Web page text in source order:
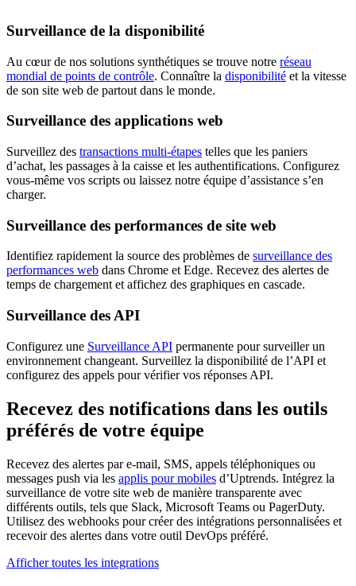
Surveillance de la disponibilité
Au cœur de nos solutions synthétiques se trouve notre réseau
mondial de points de contrôle. Connaître la disponibilité et la vitesse
de son site web de partout dans le monde.
Surveillance des applications web
Surveillez des transactions multi-étapes telles que les paniers
d’achat, les passages à la caisse et les authentifications. Configurez
vous-même vos scripts ou laissez notre équipe d’assistance s’en
charger.
Surveillance des performances de site web
Identifiez rapidement la source des problèmes de surveillance des
performances web dans Chrome et Edge. Recevez des alertes de
temps de chargement et affichez des graphiques en cascade.
Surveillance des API
Configurez une Surveillance API permanente pour surveiller un
environnement changeant. Surveillez la disponibilité de l’API et
configurez des appels pour vérifier vos réponses API.
Recevez des notifications dans les outils
préférés de votre équipe
Recevez des alertes par e-mail, SMS, appels téléphoniques ou
messages push via les applis pour mobiles d’Uptrends. Intégrez la
surveillance de votre site web de manière transparente avec
différents outils, tels que Slack, Microsoft Teams ou PagerDuty.
Utilisez des webhooks pour créer des intégrations personnalisées et
recevoir des alertes dans votre outil DevOps préféré.
Afficher toutes les integrations